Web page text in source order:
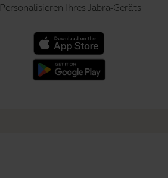
Personalisieren Ihres Jabra-Geräts